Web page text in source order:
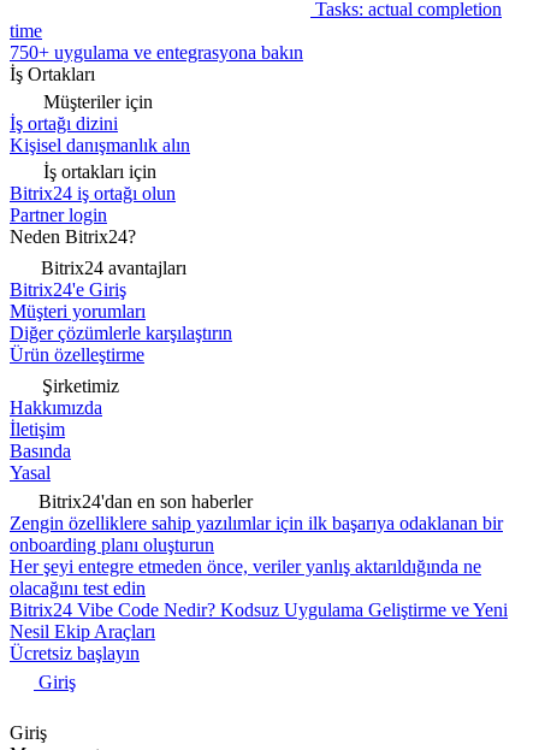
Tasks: actual completion
time
750+ uygulama ve entegrasyona bakın
İş Ortakları
Müşteriler için
İş ortağı dizini
Kişisel danışmanlık alın
İş ortakları için
Bitrix24 iş ortağı olun
Partner login
Neden Bitrix24?
Bitrix24 avantajları
Bitrix24'e Giriş
Müşteri yorumları
Diğer çözümlerle karşılaştırın
Ürün özelleştirme
Şirketimiz
Hakkımızda
İletişim
Basında
Yasal
Bitrix24'dan en son haberler
Zengin özelliklere sahip yazılımlar için ilk başarıya odaklanan bir
onboarding planı oluşturun
Her şeyi entegre etmeden önce, veriler yanlış aktarıldığında ne
olacağını test edin
Bitrix24 Vibe Code Nedir? Kodsuz Uygulama Geliştirme ve Yeni
Nesil Ekip Araçları
Ücretsiz başlayın
Giriş
Giriş